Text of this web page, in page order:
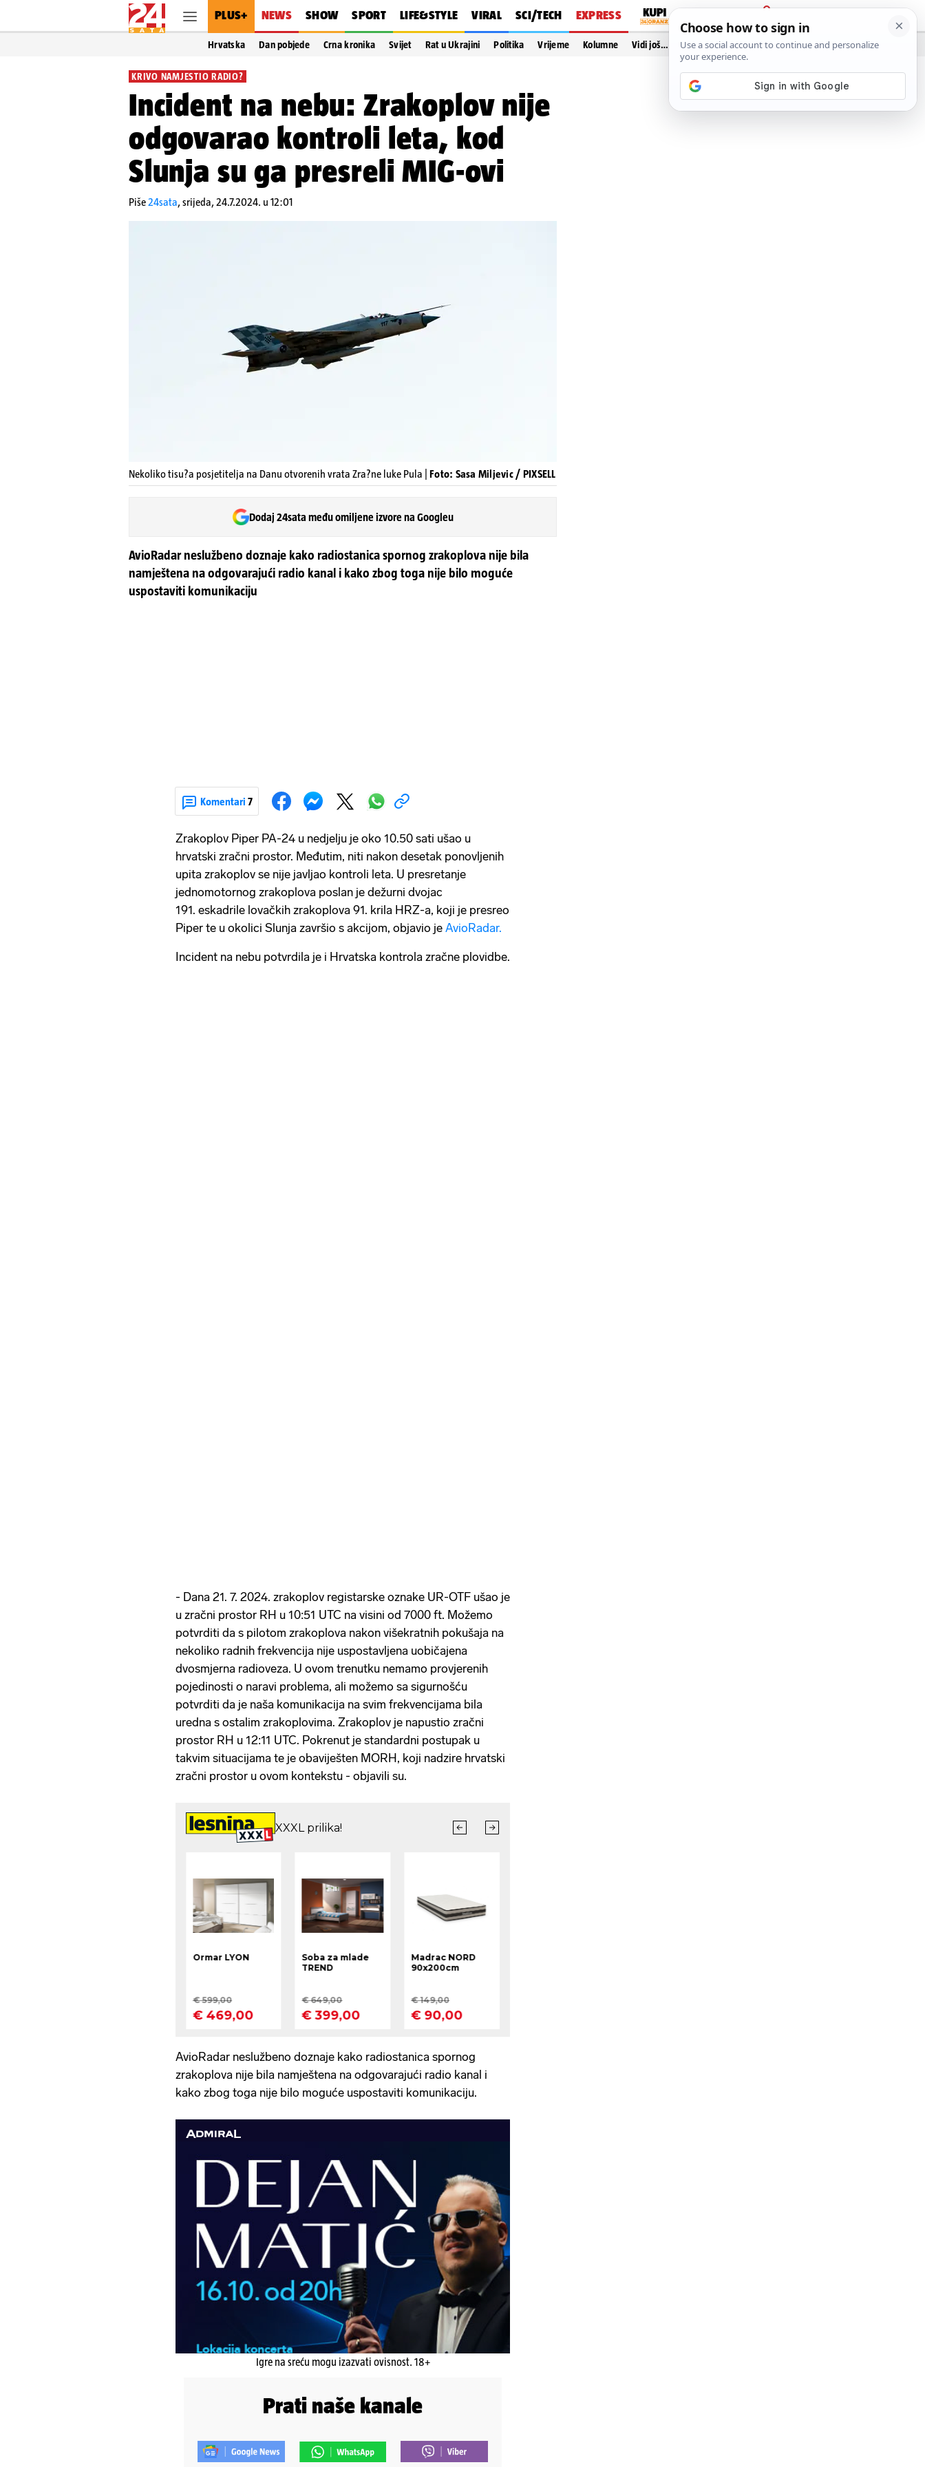
PLUS+ NEWS SHOW SPORT LIFE&STYLE VIRAL SCI/TECH EXPRESS
PRIJAVA
Hrvatska Dan pobjede Crna kronika Svijet Rat u Ukrajini Politika Vrijeme Kolumne Vidi još…
KRIVO NAMJESTIO RADIO?
Incident na nebu: Zrakoplov nije
odgovarao kontroli leta, kod
Slunja su ga presreli MIG-ovi
Piše24sata,srijeda, 24.7.2024. u 12:01
Nekoliko tisu?a posjetitelja na Danu otvorenih vrata Zra?ne luke Pula | Foto: Sasa Miljevic / PIXSELL
Dodaj 24sata među omiljene izvore na Googleu
AvioRadar neslužbeno doznaje kako radiostanica spornog zrakoplova nije bila
namještena na odgovarajući radio kanal i kako zbog toga nije bilo moguće
uspostaviti komunikaciju
Komentari 7
Zrakoplov Piper PA-24 u nedjelju je oko 10.50 sati ušao u
hrvatski zračni prostor. Međutim, niti nakon desetak ponovljenih
upita zrakoplov se nije javljao kontroli leta. U presretanje
jednomotornog zrakoplova poslan je dežurni dvojac
191. eskadrile lovačkih zrakoplova 91. krila HRZ-a, koji je presreo
Piper te u okolici Slunja završio s akcijom, objavio je AvioRadar.
Incident na nebu potvrdila je i Hrvatska kontrola zračne plovidbe.
- Dana 21. 7. 2024. zrakoplov registarske oznake UR-OTF ušao je
u zračni prostor RH u 10:51 UTC na visini od 7000 ft. Možemo
potvrditi da s pilotom zrakoplova nakon višekratnih pokušaja na
nekoliko radnih frekvencija nije uspostavljena uobičajena
dvosmjerna radioveza. U ovom trenutku nemamo provjerenih
pojedinosti o naravi problema, ali možemo sa sigurnošću
potvrditi da je naša komunikacija na svim frekvencijama bila
uredna s ostalim zrakoplovima. Zrakoplov je napustio zračni
prostor RH u 12:11 UTC. Pokrenut je standardni postupak u
takvim situacijama te je obaviješten MORH, koji nadzire hrvatski
zračni prostor u ovom kontekstu - objavili su.
AvioRadar neslužbeno doznaje kako radiostanica spornog
zrakoplova nije bila namještena na odgovarajući radio kanal i
kako zbog toga nije bilo moguće uspostaviti komunikaciju.
Igre na sreću mogu izazvati ovisnost. 18+
Prati naše kanale